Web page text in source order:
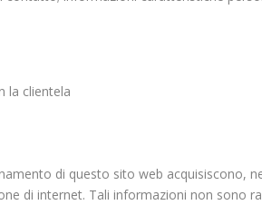
la clientela
di questo sito web acquisiscono,
di internet. Tali informazioni non sono